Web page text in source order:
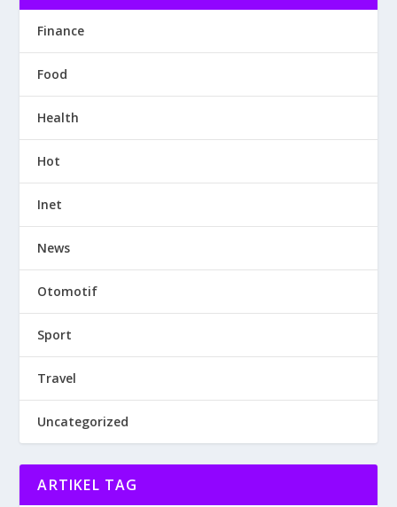
Finance
Food
Health
Hot
Inet
News
Otomotif
Sport
Travel
Uncategorized
ARTIKEL TAG